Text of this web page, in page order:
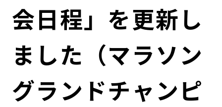
コンダクト向上の取組み
ローカル共創イニシアティブ
財務情報・IR資料
IRニュース
IRカレンダー
持続可能な金融のフレームワーク
環境
会日程」を更新し
ました（マラソン
グランドチャンピ